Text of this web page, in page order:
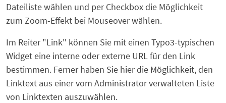
Dateiliste wählen und per Checkbox die Möglichkeit
zum Zoom-Effekt bei Mouseover wählen.
Im Reiter "Link" können Sie mit einen Typo3-typischen
Widget eine interne oder externe URL für den Link
bestimmen. Ferner haben Sie hier die Möglichkeit, den
Linktext aus einer vom Administrator verwalteten Liste
von Linktexten auszuwählen.